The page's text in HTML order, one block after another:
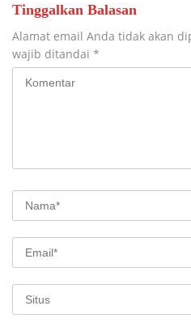
Tinggalkan Balasan
Alamat email Anda tidak akan
wajib ditandai *